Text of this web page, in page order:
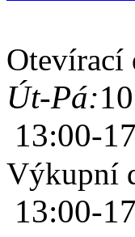
Otevírací
Út-Pá:
13:00-
Výkupní
13:00-